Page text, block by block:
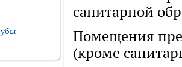
санитарной
Помещения
(кроме